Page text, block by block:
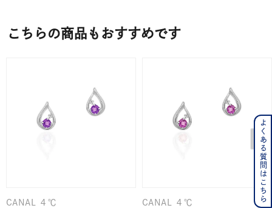
こちらの商品もおすすめです
CANAL ４℃ CANAL ４℃ よくある質問はこちら